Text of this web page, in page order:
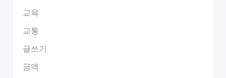
교육
교통
글쓰기
금액